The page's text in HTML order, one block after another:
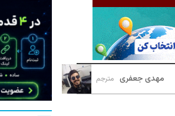
مهدی جعفری مترجم